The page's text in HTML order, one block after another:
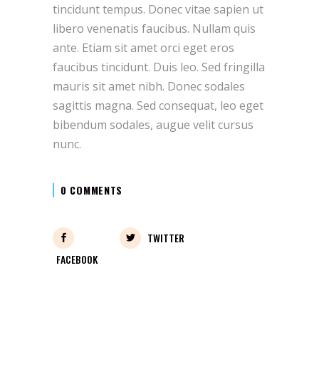
tincidunt tempus. Donec vitae sapien ut
libero venenatis faucibus. Nullam quis
ante. Etiam sit amet orci eget eros
faucibus tincidunt. Duis leo. Sed fringilla
mauris sit amet nibh. Donec sodales
sagittis magna. Sed consequat, leo eget
bibendum sodales, augue velit cursus
nunc.
0 COMMENTS
FACEBOOK
TWITTER